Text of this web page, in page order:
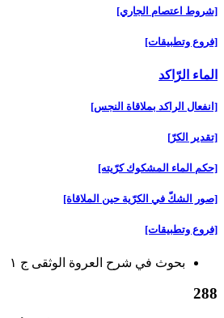
[شروط اعتصام الجاري‏]
[فروع وتطبيقات‏]
الماء الرّاكد
[انفعال الراكد بملاقاة النجس‏]
[تقدير الكرّ]
[حكم الماء المشكوك كرّيته‏]
[صور الشكّ في الكرّية حين الملاقاة]
[فروع وتطبيقات‏]
بحوث في شرح العروة الوثقى ج ۱
288